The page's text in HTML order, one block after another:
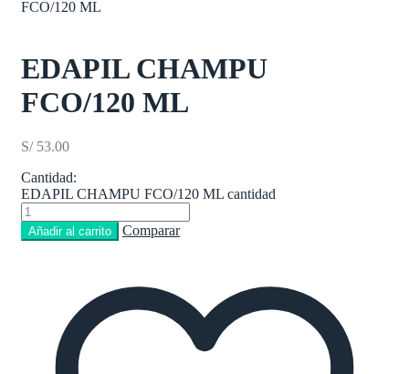
FCO/120 ML
EDAPIL CHAMPU
FCO/120 ML
S/53.00
Cantidad:
EDAPIL CHAMPU FCO/120 ML cantidad
Añadir al carrito Comparar